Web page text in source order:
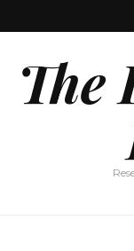
The